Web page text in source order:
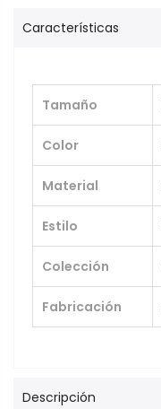
Características
Tamaño
Color
Material
Estilo
Colección
Fabricación
Descripción